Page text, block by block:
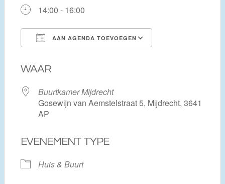
14:00 - 16:00
AAN AGENDA TOEVOEGEN
WAAR
Buurtkamer Mijdrecht
Gosewijn van Aemstelstraat 5, Mijdrecht, 3641
AP
EVENEMENT TYPE
Huis & Buurt